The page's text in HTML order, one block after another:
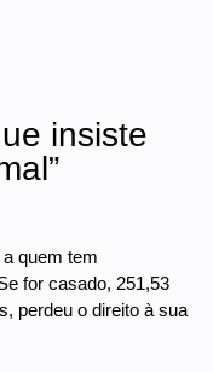
insiste
quem tem
for casado, 251,53
perdeu o direito à sua